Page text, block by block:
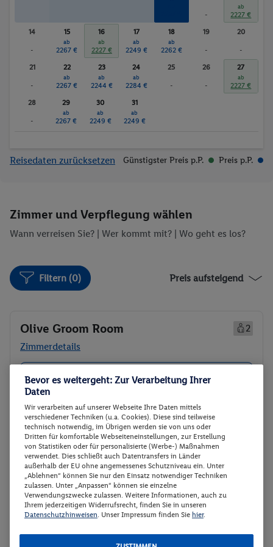
-
ab
2227 €
14
-
15
ab
2267 €
16
ab
2227 €
17
ab
2249 €
18
ab
2262 €
19
-
20
-
21
-
22
ab
2267 €
23
ab
2244 €
24
ab
2284 €
25
-
26
-
27
ab
2227 €
28
-
29
ab
2267 €
30
ab
2249 €
31
ab
2249 €
Reisedaten zurücksetzen Günstigster Preis p.P. Preis p.P.
Zimmer und Verpflegung wählen
Wann verreisen Sie? | Wer kommt mit? | Wo geht es los?
Filtern (0) Preis aufsteigend
Olive Groom Room
2
Zimmerdetails
Buchen
Olive Groom Room
06.12. - 11.12.2026
Ab/ bis München (DE) Flugdetails anzeigen
Olive Groom Room
Frühstück
p.P.
2225.
Gesamt 4451 €
Veranstalter:DERTOUR Deutschland
GmbH
Veranstalters
Bevor es weitergeht: Zur Verarbeitung Ihrer
Daten
Wir verarbeiten auf unserer Webseite Ihre Daten mittels
verschiedener Techniken (u.a. Cookies). Diese sind teilweise
technisch notwendig, im Übrigen werden sie von uns oder
Dritten für komfortable Webseiteneinstellungen, zur Erstellung
von Statistiken oder für personalisierte (Werbe-) Maßnahmen
verwendet. Dies schließt auch Datentransfers in Länder
außerhalb der EU ohne angemessenes Schutzniveau ein. Unter
„Ablehnen“ können Sie nur den Einsatz notwendiger Techniken
zulassen. Unter „Anpassen“ können sie einzelne
Verwendungszwecke zulassen. Weitere Informationen, auch zu
Ihrem jederzeitigen Widerrufsrecht, finden Sie in unseren
Datenschutzhinweisen . Unser Impressum finden Sie hier.